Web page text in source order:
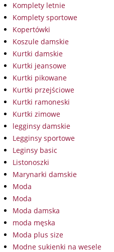
Komplety letnie
Komplety sportowe
Kopertówki
Koszule damskie
Kurtki damskie
Kurtki jeansowe
Kurtki pikowane
Kurtki przejściowe
Kurtki ramoneski
Kurtki zimowe
legginsy damskie
Legginsy sportowe
Leginsy basic
Listonoszki
Marynarki damskie
Moda
Moda
Moda damska
moda męska
Moda plus size
Modne sukienki na wesele